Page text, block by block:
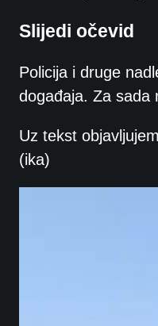
Slijedi očevid
Policija i druge
događaja. Za sada
Uz tekst
(ika)